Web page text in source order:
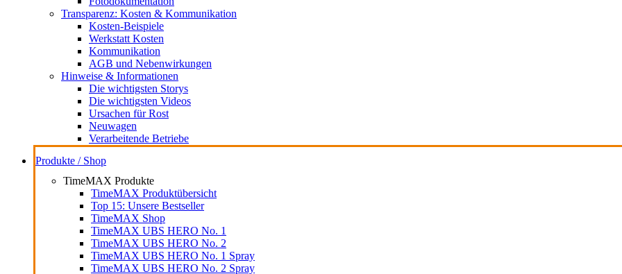
Transparenz: Kosten & Kommunikation
Kosten-Beispiele
Werkstatt Kosten
Kommunikation
AGB und Nebenwirkungen
Hinweise & Informationen
Die wichtigsten Storys
Die wichtigsten Videos
Ursachen für Rost
Neuwagen
Verarbeitende Betriebe
Produkte / Shop
TimeMAX Produkte
TimeMAX Produktübersicht
Top 15: Unsere Bestseller
TimeMAX Shop
TimeMAX UBS HERO No. 1
TimeMAX UBS HERO No. 2
TimeMAX UBS HERO No. 1 Spray
TimeMAX UBS HERO No. 2 Spray